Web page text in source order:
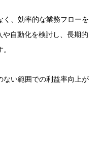
く、効率的な業務フローを
自動化を検討し、長期的
ない範囲での利益率向上が